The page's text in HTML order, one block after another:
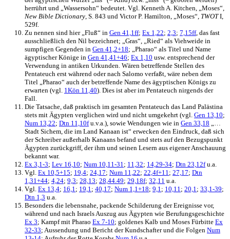
herrührt und „Wassersohn“ bedeutet. Vgl. Kenneth A. Kitchen, „Moses“,
New Bible Dictionary , S. 843 und Victor P. Hamilton, „Moses“, TWOTI,
529f.
Zu nennen sind hier „Fluß“ in Gen 41,1ff; Ex 1,22; 2,3; 7,15ff, das fast
ausschließlich den Nil bezeichnet; „Gras“, „Ried“ als Viehweide in
sumpfigen Gegenden in Gen 41,2+18; „Pharao“ als Titel und Name
ägyptischer Könige in Gen 41,41+46; Ex 1,10 usw. entsprechend der
Verwendung in antiken Urkunden. Wären betreffende Stellen des
Pentateuch erst während oder nach Salomo verfaßt, wäre neben dem
Titel „Pharao“ auch der betreffende Name des ägyptischen Königs zu
erwarten (vgl. 1Kön 11,40). Dies ist aber im Pentateuch nirgends der
Fall.
Die Tatsache, daß praktisch im gesamten Pentateuch das Land Palästina
stets mit Ägypten verglichen wird und nicht umgekehrt (vgl. Gen 13,10;
Num 13,22; Dtn 11,10fu.v.a.), sowie Wendungen wie in Gen 33,18
Stadt Sichem, die im Land Kanaan ist“ erwecken den Eindruck, daß sich
der Schreiber außerhalb Kanaans befand und stets auf den Bezugspunkt
Ägypten zurückgriff, der ihm und seinen Lesern aus eigener Anschauung
bekannt war.
Ex 3,1-3; Lev 16,10; Num 10,11-31 ; 11,32; 14,29-34; Dtn 23,12fu.a.
Vgl. Ex 10,5+15; 19,4; 24,17; Num 11,22; 22,4f+11 ; 27,17; Dtn
1,31+44; 4,24; 9,3; 28,13; 28,44.49; 29,18f; 32,11 u.a.
Vgl. Ex 13,4; 16,1 ; 19,1 ; 40,17; Num 1,1+18; 9,1 ; 10,11 ; 20,1 ; 33,1-39;
Dtn 1,3 u.a.
Besonders die lebensnahe, packende Schilderung der Ereignisse vor,
während und nach Israels Auszug aus Ägypten wie Berufungsgeschichte
Ex 3; Kampf mit Pharao Ex 7-10; goldenes Kalb und Moses Fürbitte Ex
32-33; Aussendung und Bericht der Kundschafter und die Folgen Num